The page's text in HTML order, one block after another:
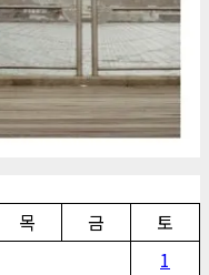
목 금
토
1